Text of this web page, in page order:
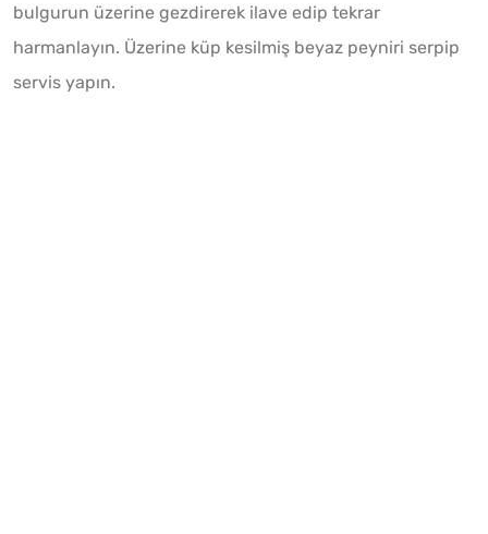
bulgurun üzerine gezdirerek ilave edip tekrar
harmanlayın. Üzerine küp kesilmiş beyaz peyniri serpip
servis yapın.